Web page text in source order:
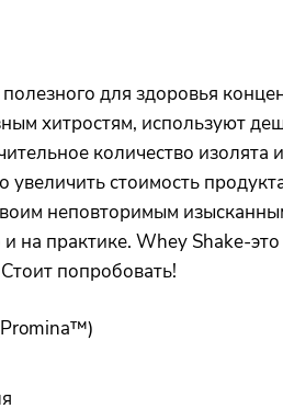
для здоровья
хитростям, используют
количество
увеличить стоимость
неповторимым
на практике. Whey Shake-
попробовать!